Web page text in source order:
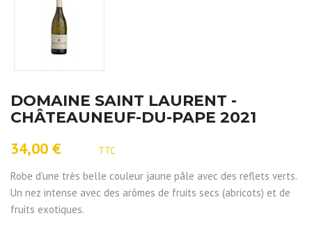
DOMAINE SAINT LAURENT -
CHÂTEAUNEUF-DU-PAPE 2021
34,00 € TTC
Robe d’une très belle couleur jaune pâle avec des reflets verts.
Un nez intense avec des arômes de fruits secs (abricots) et de
fruits exotiques.